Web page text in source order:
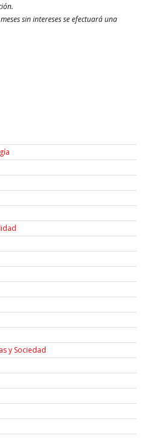
sin intereses se efectuará una
y Sociedad